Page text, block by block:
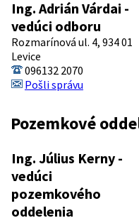
Ing. Adrián Várdai -
vedúci odboru
Rozmarínová ul. 4, 934 01
Levice
096132 2070
Pošli správu
Pozemkové
Ing. Július Kerny -
vedúci
pozemkového
oddelenia